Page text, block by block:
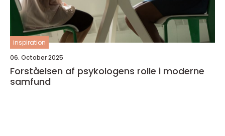
inspiration
06. October 2025
Forståelsen af psykologens rolle i moderne
samfund